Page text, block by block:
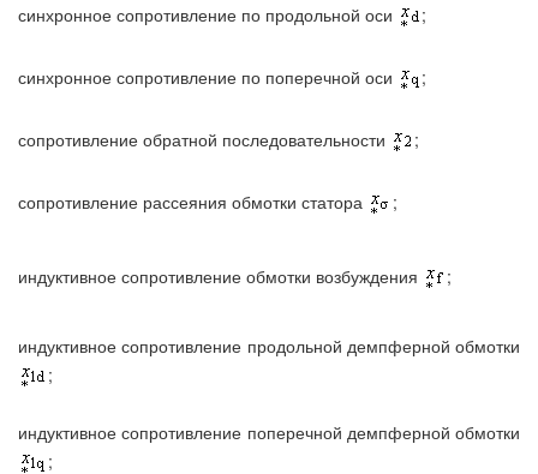
синхронное сопротивление по продольной оси ;
синхронное сопротивление по поперечной оси ;
сопротивление обратной последовательности ;
сопротивление рассеяния обмотки статора ;
индуктивное сопротивление обмотки возбуждения ;
индуктивное сопротивление продольной демпферной обмотки
;
индуктивное сопротивление поперечной демпферной обмотки
;